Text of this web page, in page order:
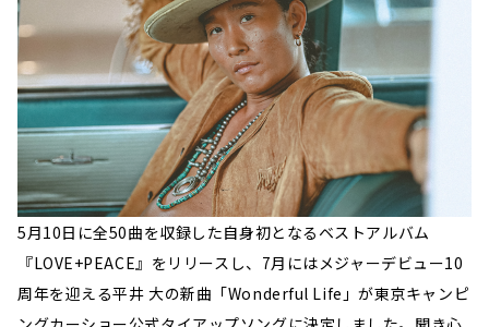
5月10日に全50曲を収録した自身初となるベストアルバム
『LOVE+PEACE』をリリースし、7月にはメジャーデビュー10
周年を迎える平井 大の新曲「Wonderful Life」が東京キャンピ